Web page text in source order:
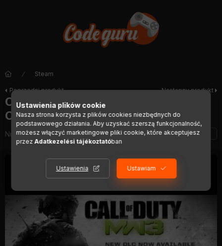
Steam
Poprzedni produkt Następny produkt
Call of Duty: Modern Warfare 3 -
Collection 4 (DLC)
Numer artykułu:DIGI01547
Ustawienia plików cookie
Nasza strona korzysta z plików cookies niezbędnych do
podstawowego działania. Aby uzyskać szerszą funkcjonalność,
możesz włączyć marketingowe pliki cookie, które akceptujesz
przezAdatkezelési tájékoztatóban
Ustawienia Ustawiam